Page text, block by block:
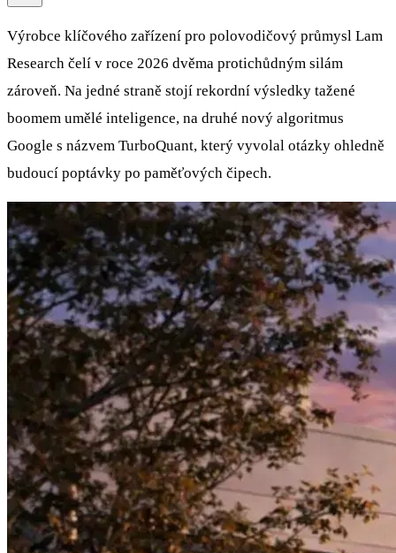
Výrobce klíčového zařízení pro polovodičový průmysl Lam
Research čelí v roce 2026 dvěma protichůdným silám
zároveň. Na jedné straně stojí rekordní výsledky tažené
boomem umělé inteligence, na druhé nový algoritmus
Google s názvem TurboQuant, který vyvolal otázky ohledně
budoucí poptávky po paměťových čipech.